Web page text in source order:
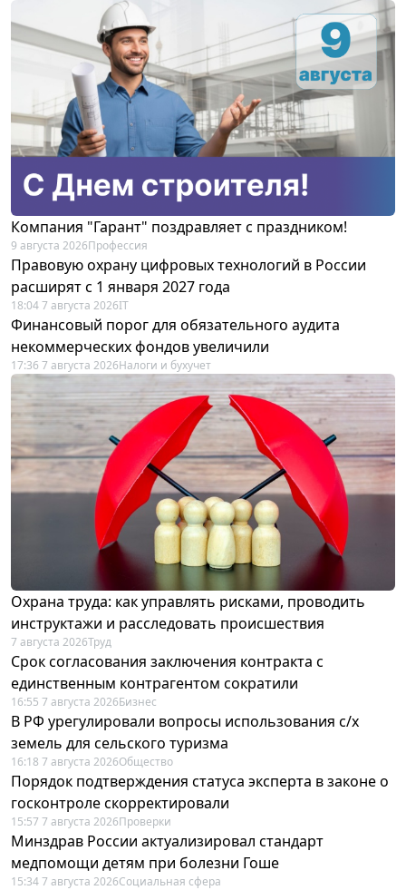
Компания "Гарант" поздравляет с праздником!
9 августа 2026Профессия
Правовую охрану цифровых технологий в России
расширят с 1 января 2027 года
18:04 7 августа 2026IT
Финансовый порог для обязательного аудита
некоммерческих фондов увеличили
17:36 7 августа 2026Налоги и бухучет
Охрана труда: как управлять рисками, проводить
инструктажи и расследовать происшествия
7 августа 2026Труд
Срок согласования заключения контракта с
единственным контрагентом сократили
16:55 7 августа 2026Бизнес
В РФ урегулировали вопросы использования с/х
земель для сельского туризма
16:18 7 августа 2026Общество
Порядок подтверждения статуса эксперта в законе о
госконтроле скорректировали
15:57 7 августа 2026Проверки
Минздрав России актуализировал стандарт
медпомощи детям при болезни Гоше
15:34 7 августа 2026Социальная сфера